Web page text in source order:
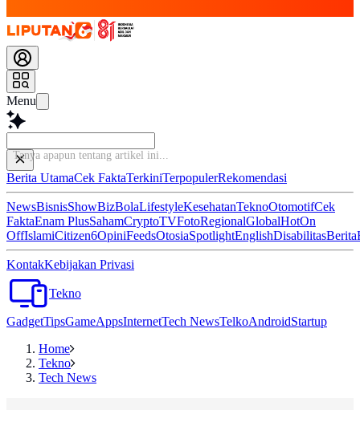
Menu
Tanya apapun tentang artikel
Berita UtamaCek FaktaTerkiniTerpopulerRekomendasi
NewsBisnisShowBizBolaLifestyleKesehatanTeknoOtomotifCek
FaktaEnam PlusSahamCryptoTVFotoRegionalGlobalHotOn
OffIslamiCitizen6OpiniFeedsOtosiaSpotlightEnglishDisabilitasBerita
KontakKebijakan Privasi
Tekno
GadgetTipsGameAppsInternetTech NewsTelkoAndroidStartup
Home
Tekno
Tech News